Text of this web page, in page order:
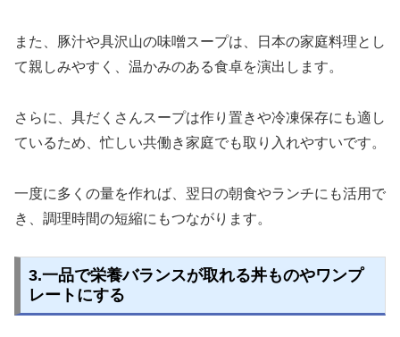
また、豚汁や具沢山の味噌スープは、日本の家庭料理とし
て親しみやすく、温かみのある食卓を演出します。
さらに、具だくさんスープは作り置きや冷凍保存にも適し
ているため、忙しい共働き家庭でも取り入れやすいです。
一度に多くの量を作れば、翌日の朝食やランチにも活用で
き、調理時間の短縮にもつながります。
3.一品で栄養バランスが取れる丼ものやワンプ
レートにする